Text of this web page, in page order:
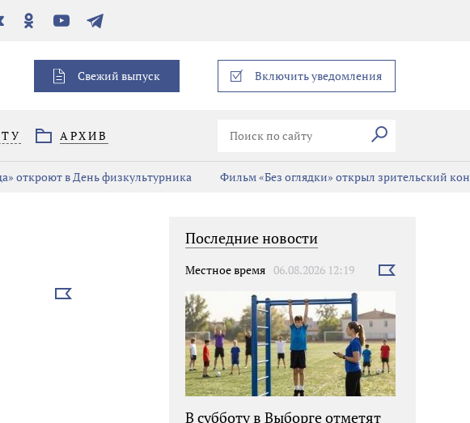
Одноклассники
YouTubeТелеграм
Свежий выпуск Включить уведомления
АРХИВ Искать
откроют в День физкультурника Фильм «Без оглядки» открыл зрительский
Выбрать
Последние новости
Местное время 06.08.2026 12:19
Выбрать
В субботу в Выборге отметят